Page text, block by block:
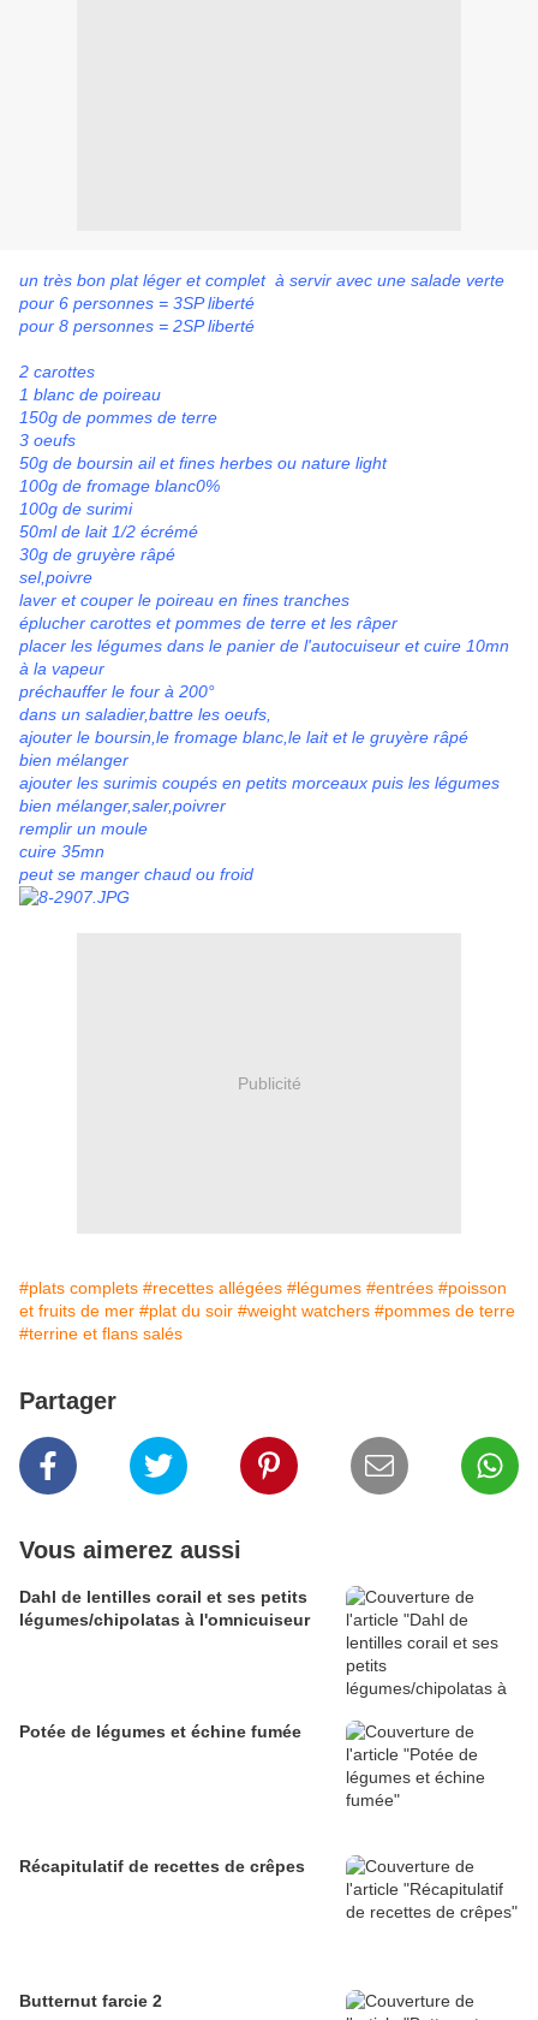
un très bon plat léger et complet à servir avec une salade verte
pour 6 personnes = 3SP liberté
pour 8 personnes = 2SP liberté
2 carottes
1 blanc de poireau
150g de pommes de terre
3 oeufs
50g de boursin ail et fines herbes ou nature light
100g de fromage blanc0%
100g de surimi
50ml de lait 1/2 écrémé
30g de gruyère râpé
sel,poivre
laver et couper le poireau en fines tranches
éplucher carottes et pommes de terre et les râper
placer les légumes dans le panier de l'autocuiseur et cuire 10mn
à la vapeur
préchauffer le four à 200°
dans un saladier,battre les oeufs,
ajouter le boursin,le fromage blanc,le lait et le gruyère râpé
bien mélanger
ajouter les surimis coupés en petits morceaux puis les légumes
bien mélanger,saler,poivrer
remplir un moule
cuire 35mn
peut se manger chaud ou froid
Publicité
#plats complets #recettes allégées #légumes #entrées #poisson
et fruits de mer #plat du soir #weight watchers #pommes de terre
#terrine et flans salés
Partager
Vous aimerez aussi
Dahl de lentilles corail et ses petits
légumes/chipolatas à l'omnicuiseur
Potée de légumes et échine fumée
Récapitulatif de recettes de crêpes
Butternut farcie 2